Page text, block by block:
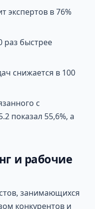
экспертов в 76%
раз быстрее
снижается в 100
с
показал 55,6%, а
и рабочие
занимающихся
конкурентов и